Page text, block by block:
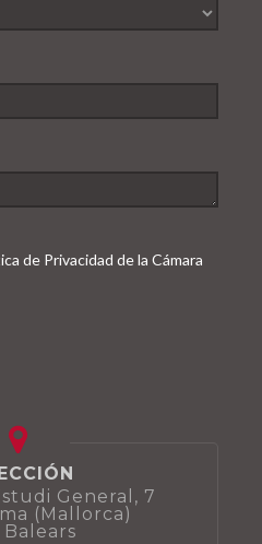
de Privacidad de la Cámara
General, 7
(Mallorca)